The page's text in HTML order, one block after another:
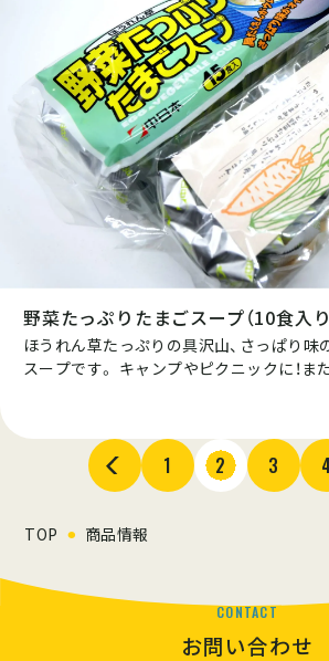
野菜たっぷりたまごスープ（10食入り
ほうれん草たっぷりの具沢山、さっぱり味
スープです。 キャンプやピクニックに！ま
にもどうぞ！ 酸化防止のため、ちっ素ガ
ますので美味しさが長持ちいたします。
いほうれん草に加え、シイタケやニンジン
がウレシイたまごスープです。 個包装で
でとってもヘルシー。糖質制限ダイエット
1 2 3
TOP 商品情報
CONTACT
お問い合わせ